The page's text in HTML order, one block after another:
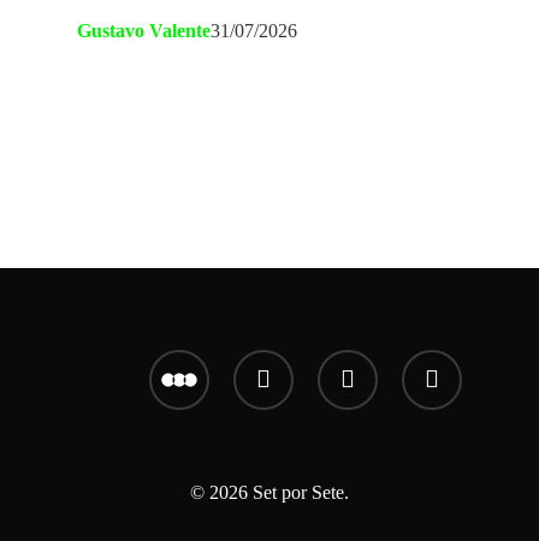
Gustavo Valente31/07/2026
letterboxd youtube instagram email
© 2026 Set por Sete.